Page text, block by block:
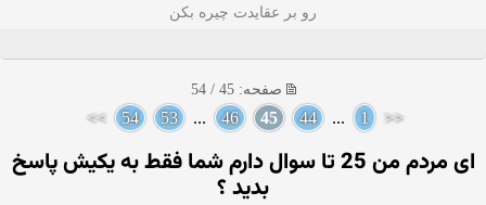
رو بر عقایدت چیره بکن
صفحه: 45 / 54
<<
1
...
44
45
46
...
53
54
>>
ای مردم من 25 تا سوال دارم شما فقط به یکیش پاسخ
بدید ؟